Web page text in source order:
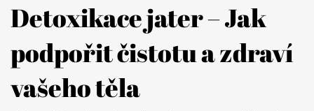
Detoxikace jater – Jak
podpořit čistotu a zdraví
vašeho těla